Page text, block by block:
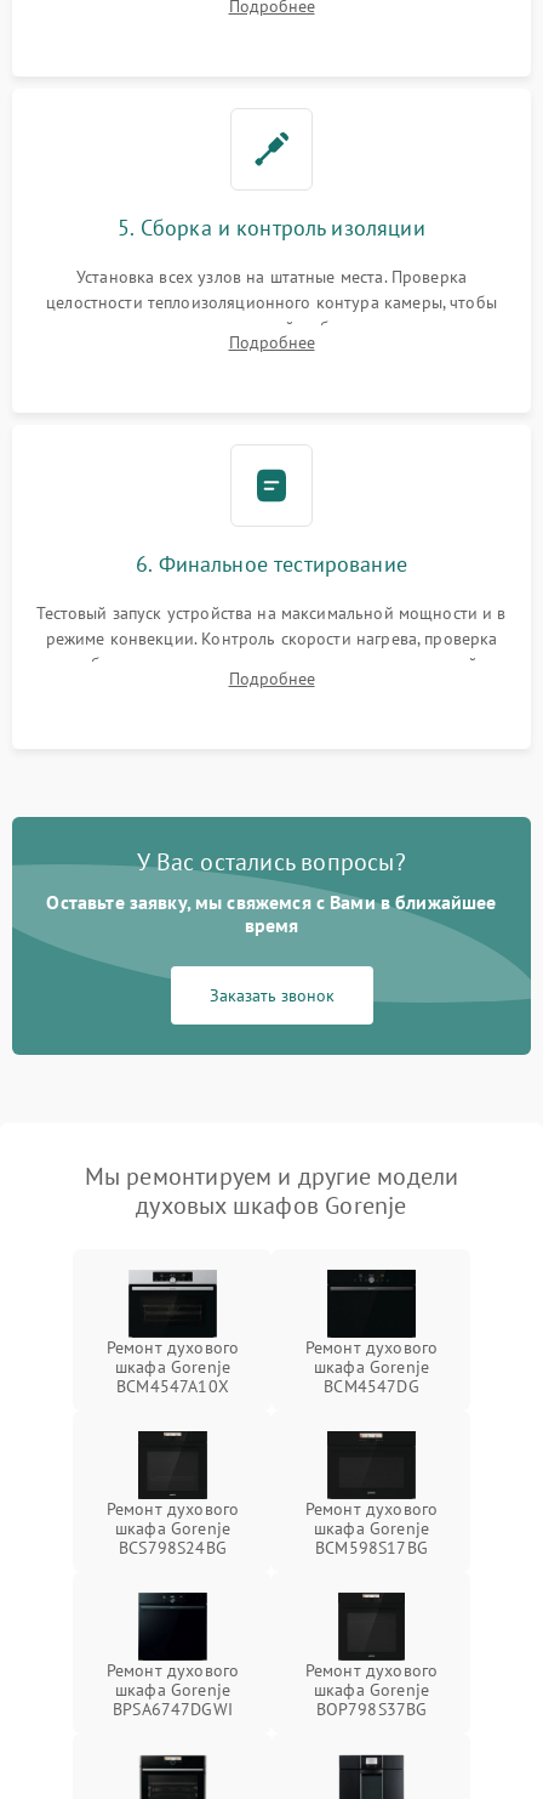
выгоревших реле, восстановление контактов и замена
Подробнее
5. Сборка и контроль изоляции
Установка всех узлов на штатные места. Проверка
целостности теплоизоляционного контура камеры, чтобы
исключить перегрев кухонной мебели и потерю тепла.
Надежная фиксация клемм и сборка корпуса шкафа.
Подробнее
6. Финальное тестирование
Тестовый запуск устройства на максимальной мощности и в
режиме конвекции. Контроль скорости нагрева, проверка
срабатывания термостата при достижении заданной
температуры и тест на отсутствие утечек тока.
Подробнее
У Вас остались вопросы?
Оставьте заявку, мы свяжемся с Вами в ближайшее
время
Заказать звонок
Мы ремонтируем и другие модели
духовых шкафов Gorenje
Ремонт духового
шкафа Gorenje
BCM4547A10X
Ремонт духового
шкафа Gorenje
BCM4547DG
Ремонт духового
шкафа Gorenje
BCS798S24BG
Ремонт духового
шкафа Gorenje
BCM598S17BG
Ремонт духового
шкафа Gorenje
BPSA6747DGWI
Ремонт духового
шкафа Gorenje
BOP798S37BG